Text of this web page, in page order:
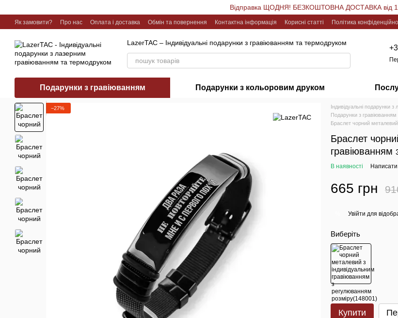
Відправка ЩОДНЯ! БЕЗКОШТОВНА ДОСТАВКА від
Як замовити? Про нас Оплата і доставка Обмін та повернення Контактна інформація Корисні статті Політика
LazerTAC – Індивідуальні подарунки з гравіюванням та термодруком
Подарунки з гравіюванням Подарунки з кольоровим друком
−27% Індивідуальні подарунки
Подарунки з гравіюванням
Браслет чорний
Браслет
гравіюванням
В наявності Написати
665 грн
Увійти для
Виберіть
Купити